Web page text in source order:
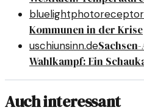
Kommunen in der Krise
uschiunsinn.de
Wahlkampf: Ein
Auch interessant